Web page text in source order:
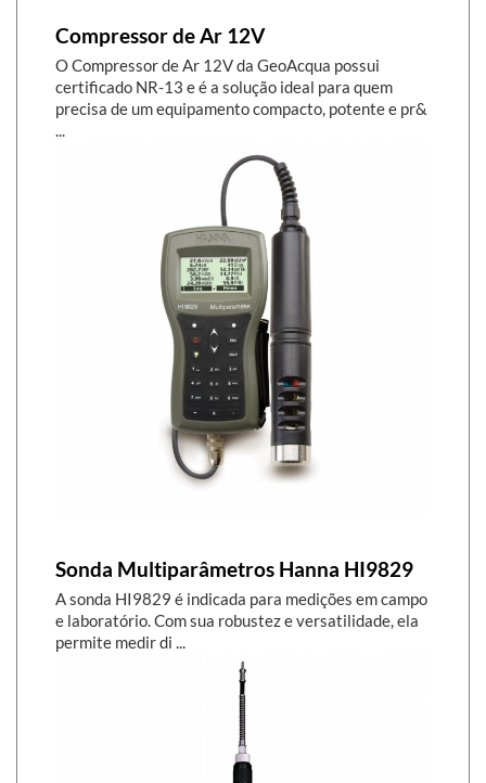
Compressor de Ar 12V
O Compressor de Ar 12V da GeoAcqua possui
certificado NR-13 e é a solução ideal para quem
precisa de um equipamento compacto, potente e pr&
...
Sonda Multiparâmetros Hanna HI9829
A sonda HI9829 é indicada para medições em campo
e laboratório. Com sua robustez e versatilidade, ela
permite medir di ...